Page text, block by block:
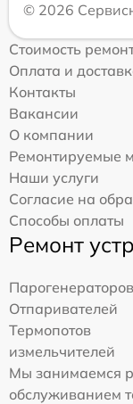
© 2026
Стоимость
Оплата и
Контакты
Вакансии
О компании
Ремонтируемые
Наши услуги
Согласие на
Способы оплаты
Ремонт
Парогенераторов
Отпаривателей
Термопотов
измельчителей
Мы занимаемся
обслуживанием